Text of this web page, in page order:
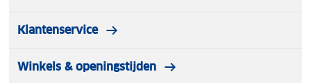
Klantenservice
Winkels & openingstijden